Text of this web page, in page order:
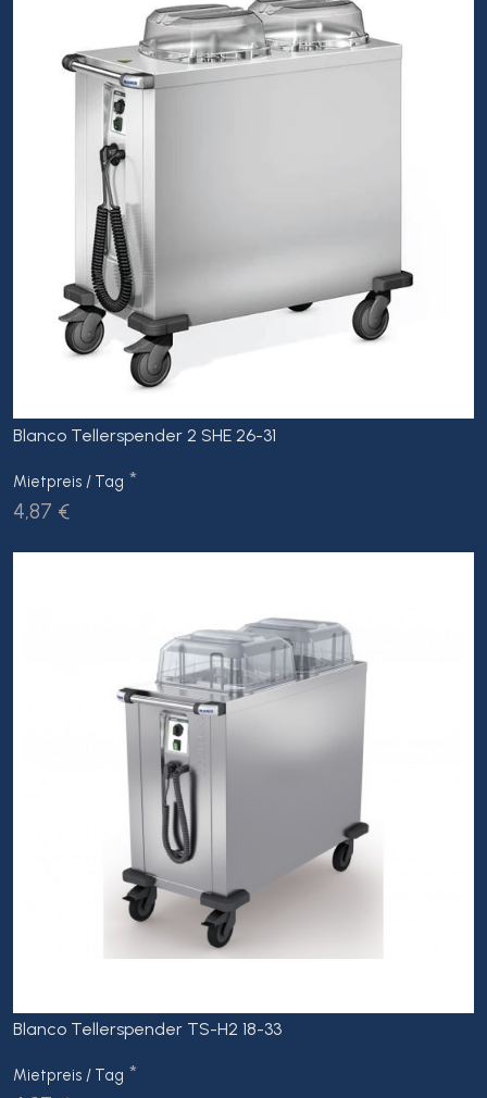
Blanco Tellerspender 2 SHE 26-31
Mietpreis / Tag *
4,87 €
Blanco Tellerspender TS-H2 18-33
Mietpreis / Tag *